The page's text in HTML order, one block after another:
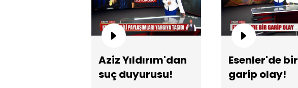
Aziz Yıldırım'dan
suç duyurusu!
Esenler'de bir
garip olay!